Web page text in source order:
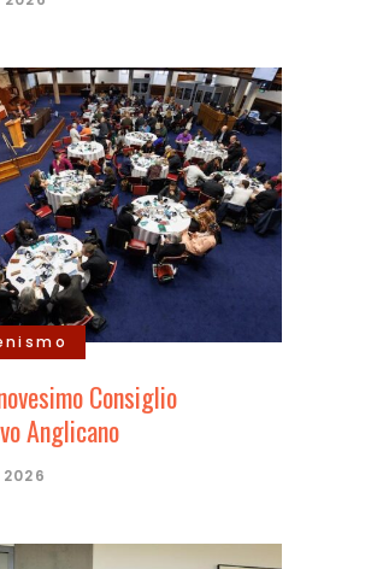
Consiglio
Anglicano